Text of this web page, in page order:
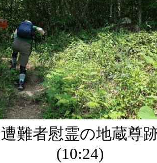
遭難者慰霊の地蔵尊
(10:24)